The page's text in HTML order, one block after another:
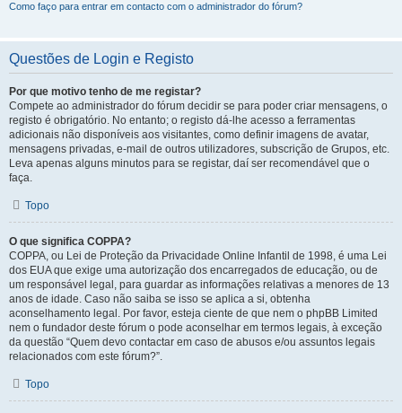
Como faço para entrar em contacto com o administrador do fórum?
Questões de Login e Registo
Por que motivo tenho de me registar?
Compete ao administrador do fórum decidir se para poder criar mensagens, o
registo é obrigatório. No entanto; o registo dá-lhe acesso a ferramentas
adicionais não disponíveis aos visitantes, como definir imagens de avatar,
mensagens privadas, e-mail de outros utilizadores, subscrição de Grupos, etc.
Leva apenas alguns minutos para se registar, daí ser recomendável que o
faça.
Topo
O que significa COPPA?
COPPA, ou Lei de Proteção da Privacidade Online Infantil de 1998, é uma Lei
dos EUA que exige uma autorização dos encarregados de educação, ou de
um responsável legal, para guardar as informações relativas a menores de 13
anos de idade. Caso não saiba se isso se aplica a si, obtenha
aconselhamento legal. Por favor, esteja ciente de que nem o phpBB Limited
nem o fundador deste fórum o pode aconselhar em termos legais, à exceção
da questão “Quem devo contactar em caso de abusos e/ou assuntos legais
relacionados com este fórum?”.
Topo